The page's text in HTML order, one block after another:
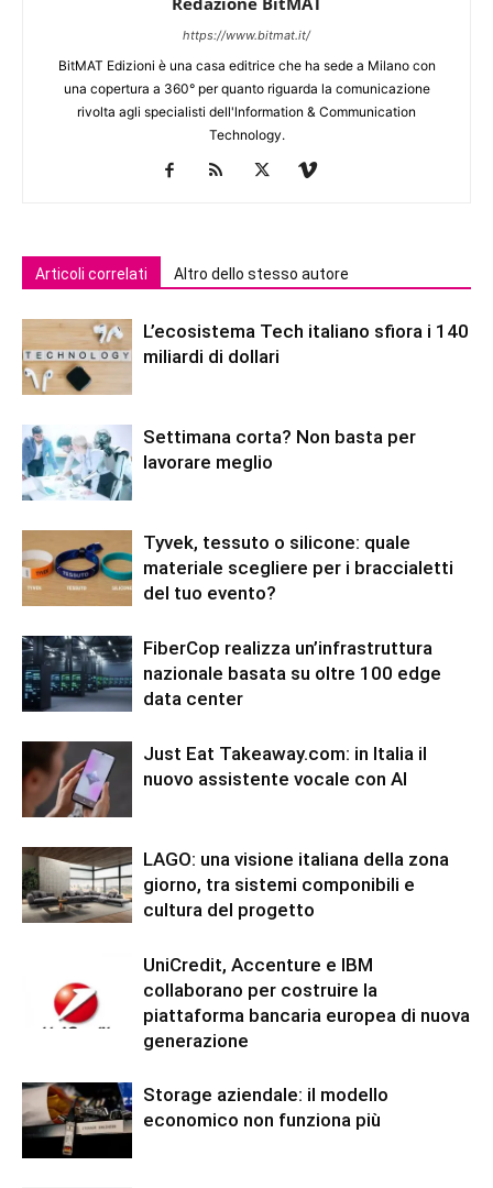
https://www.bitmat.it/
BitMAT Edizioni è una casa editrice che ha sede a Milano con
una copertura a 360° per quanto riguarda la comunicazione
rivolta agli specialisti dell'lnformation & Communication
Technology.
Articoli correlati Altro dello stesso autore
L’ecosistema Tech italiano sfiora i 140
miliardi di dollari
Settimana corta? Non basta per
lavorare meglio
Tyvek, tessuto o silicone: quale
materiale scegliere per i braccialetti
del tuo evento?
FiberCop realizza un’infrastruttura
nazionale basata su oltre 100 edge
data center
Just Eat Takeaway.com: in Italia il
nuovo assistente vocale con AI
LAGO: una visione italiana della zona
giorno, tra sistemi componibili e
cultura del progetto
UniCredit, Accenture e IBM
collaborano per costruire la
piattaforma bancaria europea di nuova
generazione
Storage aziendale: il modello
economico non funziona più